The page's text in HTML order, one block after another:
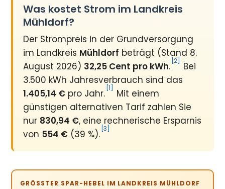
Was kostet Strom im Landkreis
Mühldorf?
Der Strompreis in der Grundversorgung
im Landkreis Mühldorf beträgt (Stand 8.
August 2026) 32,25 Cent pro kWh. [2]
Bei
3.500 kWh Jahresverbrauch sind das
1.405,14 € pro Jahr. [1]
Mit einem
günstigen alternativen Tarif zahlen Sie
nur 830,94 €, eine rechnerische Ersparnis
von 554 € (39 %). [3]
GRÖSSTER SPAR-HEBEL IM LANDKREIS MÜHLDORF